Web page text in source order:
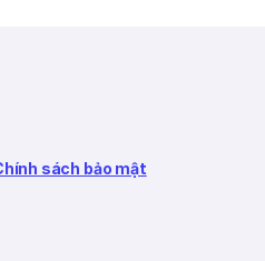
sách bảo mật